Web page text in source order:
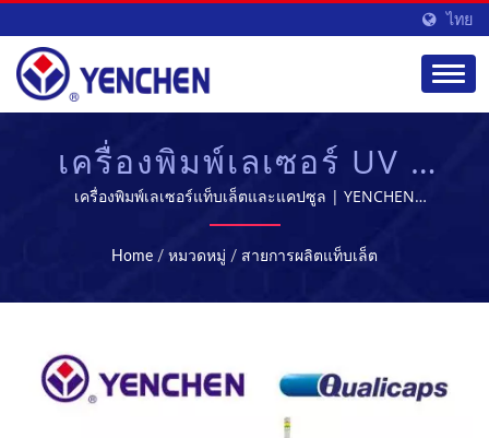
ไทย
เครื่องพิมพ์เลเซอร์ UV |
อุปกรณ์การผลิตและการ
ประมวลผลทางเภสัชกรรม
| YENCHEN
เครื่องพิมพ์เลเซอร์แท็บเล็ตและแคปซูล | YENCHEN
MACHINERY CO., LTD. มีความเชี่ยวชาญในการผลิต
เครื่องจักรทางการแพทย์มาเป็นเวลา 60 ปี.
Home / หมวดหมู่ / สายการผลิตแท็บเล็ต